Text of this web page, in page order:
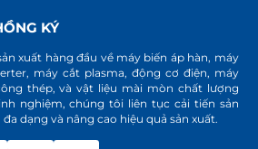
KÝ
xuất hàng đầu về máy biến áp hàn, máy
máy cắt plasma, động cơ điện, máy
thép, và vật liệu mài mòn chất lượng
nghiệm, chúng tôi liên tục cải tiến sản
dạng và nâng cao hiệu quả sản xuất.